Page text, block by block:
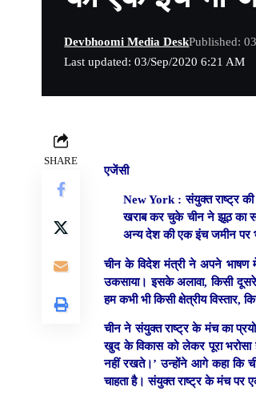
Last updated: 03/Sep/2020 6:21 AM
Devbhoomi Media DeskPublished:
SHARE
एजेंसी
New York : संयुक्त राष्ट्र की
खराब कर चुके चीन नेझूठ का
अन्य देश की एक इंच जमीन पर
चीन के विदेश मंत्री ने अपने भाषण में
उकसाया। इसके अलावा, किसी दूसरे
हम कभी भी किसी क्षेत्रीय
चीन ने संयुक्त राष्ट्र के मंच का
खुद के विकास को लेकर पूरा भरोसा
नहीं रखते।’ उन्होंने आगे कहा कि
चाहता है। संयुक्त राष्ट्र के मंच पर